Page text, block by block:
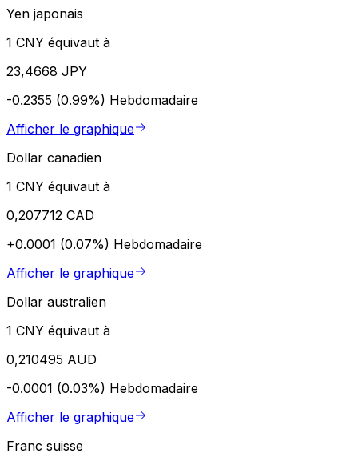
Yen japonais
1 CNY équivaut à
23,4668 JPY
-0.2355 (0.99%) Hebdomadaire
Afficher le graphique
Dollar canadien
1 CNY équivaut à
0,207712 CAD
+0.0001 (0.07%) Hebdomadaire
Afficher le graphique
Dollar australien
1 CNY équivaut à
0,210495 AUD
-0.0001 (0.03%) Hebdomadaire
Afficher le graphique
Franc suisse